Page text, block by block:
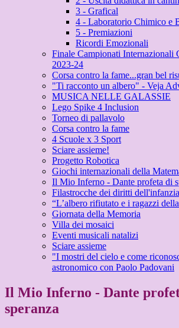
3 - Grafical
4 - Laboratorio Chimico e
5 - Premiazioni
Ricordi Emozionali
Finale Campionati Internazionali
2023-24
Corsa contro la fame...gran bel
"Ti racconto un albero" - Veja
MUSICA NELLE GALASSIE
Lego Spike 4 Inclusion
Torneo di pallavolo
Corsa contro la fame
4 Scuole x 3 Sport
Sciare assieme!
Progetto Robotica
Giochi internazionali della
Il Mio Inferno - Dante profeta di
Filastrocche dei diritti
“L’albero rifiutato e i ragazzi
Giornata della Memoria
Villa dei mosaici
Eventi musicali natalizi
Sciare assieme
"I mostri del cielo e come
astronomico con Paolo Padovani
Il Mio Inferno - Dante
speranza